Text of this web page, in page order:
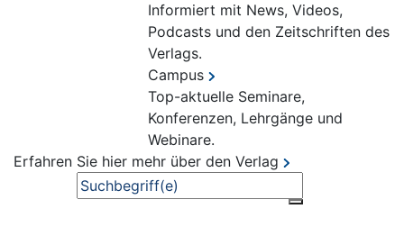
Informiert mit News, Videos,
Podcasts und den Zeitschriften des
Verlags.
Campus
Top-aktuelle Seminare,
Konferenzen, Lehrgänge und
Webinare.
Erfahren Sie hier mehr über den Verlag
Suche